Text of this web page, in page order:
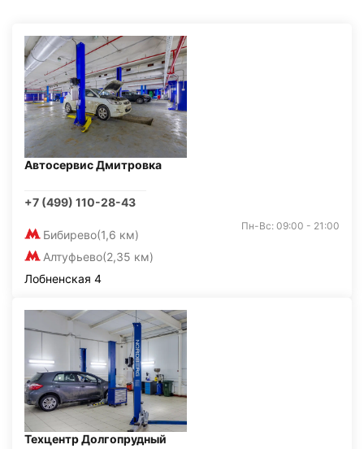
Автосервис Дмитровка
+7 (499) 110-28-43
Бибирево(1,6 км)
Алтуфьево(2,35 км)
Пн-Вс: 09:00 - 21:00
Лобненская 4
Техцентр Долгопрудный